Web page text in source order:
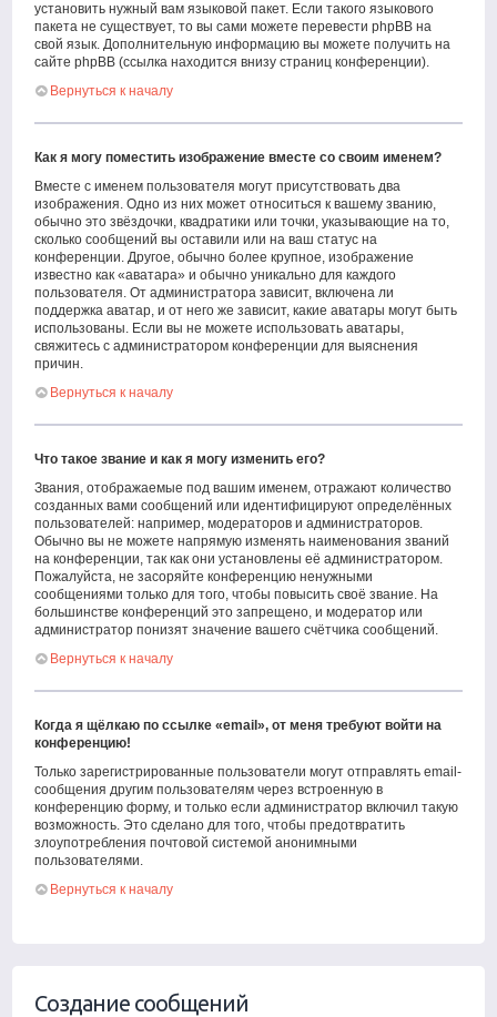
установить нужный вам языковой пакет. Если такого языкового
пакета не существует, то вы сами можете перевести phpBB на
свой язык. Дополнительную информацию вы можете получить на
сайте phpBB (ссылка находится внизу страниц конференции).
Вернуться к началу
Как я могу поместить изображение вместе со своим именем?
Вместе с именем пользователя могут присутствовать два
изображения. Одно из них может относиться к вашему званию,
обычно это звёздочки, квадратики или точки, указывающие на то,
сколько сообщений вы оставили или на ваш статус на
конференции. Другое, обычно более крупное, изображение
известно как «аватара» и обычно уникально для каждого
пользователя. От администратора зависит, включена ли
поддержка аватар, и от него же зависит, какие аватары могут быть
использованы. Если вы не можете использовать аватары,
свяжитесь с администратором конференции для выяснения
причин.
Вернуться к началу
Что такое звание и как я могу изменить его?
Звания, отображаемые под вашим именем, отражают количество
созданных вами сообщений или идентифицируют определённых
пользователей: например, модераторов и администраторов.
Обычно вы не можете напрямую изменять наименования званий
на конференции, так как они установлены её администратором.
Пожалуйста, не засоряйте конференцию ненужными
сообщениями только для того, чтобы повысить своё звание. На
большинстве конференций это запрещено, и модератор или
администратор понизят значение вашего счётчика сообщений.
Вернуться к началу
Когда я щёлкаю по ссылке «email», от меня требуют войти на
конференцию!
Только зарегистрированные пользователи могут отправлять email-
сообщения другим пользователям через встроенную в
конференцию форму, и только если администратор включил такую
возможность. Это сделано для того, чтобы предотвратить
злоупотребления почтовой системой анонимными
пользователями.
Вернуться к началу
Создание сообщений